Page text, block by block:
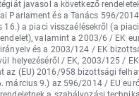
javasol a következő
Parlament és a Tanács 596/
16.) a piaci visszaélésekről (a piaci
valamint a 2003/6 / EK
és a 2003/124 / EK
helyezéséről / EK, 2003/125 /
az (EU) 2016/958 bizottsági
március 9.) az 596/2014 / EU